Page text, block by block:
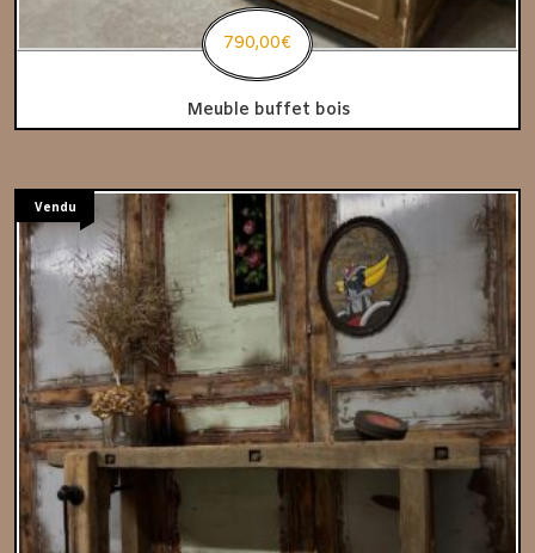
Meuble buffet bois
790,00€
Vendu